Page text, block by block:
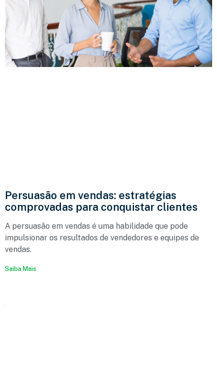
Persuasão em vendas: estratégias
comprovadas para conquistar clientes
A persuasão em vendas é uma habilidade que pode
impulsionar os resultados de vendedores e equipes de
vendas.
Saiba Mais